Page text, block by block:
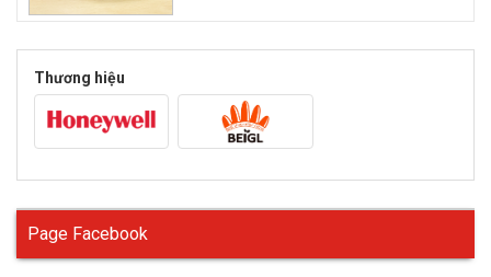
giúp ôm trọn khuôn mặt, ngăn chặn tối đa sự xâm nhập của bụi
bụiHoneywell, king’s, Sperian, 3M,….
Chất liệu
Bạn nên chọn kính bảo hộ chống bụi được làm từ chất liệu
polycarbonate. Chất liệu này có trọng lượng nhẹ hơn 10 lần so
cũng giúp kính có độ bền tốt hơn, không chịu ảnh hưởng nhiều
như nứt, vỡ nếu kính bị rơi trong quá trình di chuyển hay làm
Thương hiệu
Page Facebook